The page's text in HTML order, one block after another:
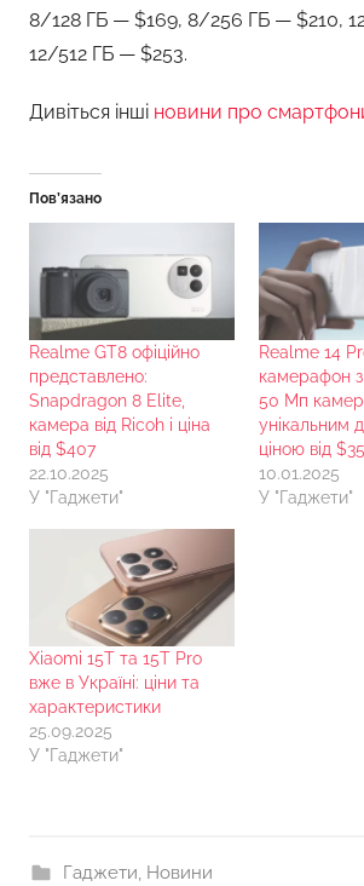
8/128 ГБ — $169, 8/256 ГБ — $210,
12/512 ГБ — $253.
Дивіться інші новини про
Пов’язано
Realme GT8 офіційно
представлено:
Snapdragon 8 Elite,
камера від Ricoh і ціна
від $407
22.10.2025
У "Гаджети"
Realme 14
камерафон
50 Мп
унікальним
ціною від
10.01.2025
У "Гаджети"
Xiaomi 15Т та 15Т Pro
вже в Україні: ціни та
характеристики
25.09.2025
У "Гаджети"
Гаджети, Новини